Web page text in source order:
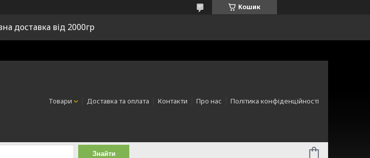
Кошик
доставка від 2000гр
Товари Доставка та оплата Контакти Про нас Політика конфіденційності
Знайти